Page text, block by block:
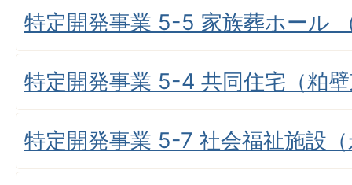
特定開発事業 5-5 家族葬ホール
特定開発事業 5-4 共同住宅（粕
特定開発事業 5-7 社会福祉施設